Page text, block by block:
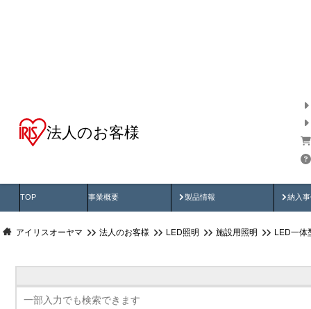
法人のお客様
TOP 事業概要 製品情報
製品動画 納入
納
アイリスオーヤマ 法人のお客様 LED照明 施設用照明 LED一体